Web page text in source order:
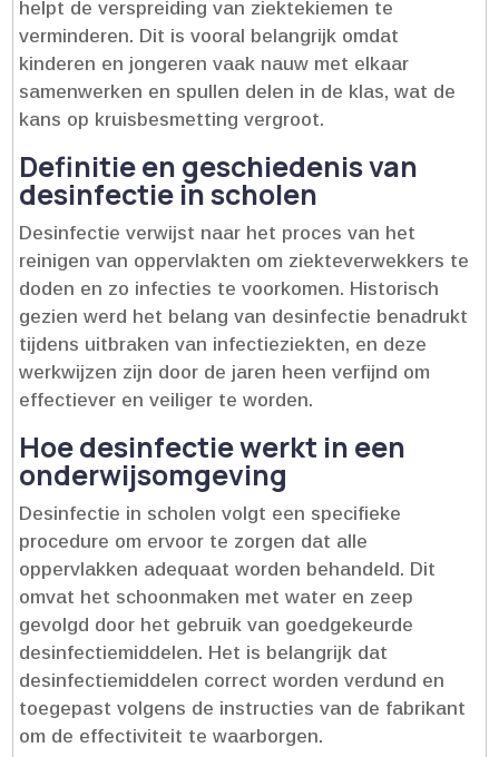
helpt de verspreiding van ziektekiemen te
verminderen.​ Dit is vooral belangrijk omdat
kinderen en jongeren vaak nauw met elkaar
samenwerken en spullen delen in de klas, wat de
kans op kruisbesmetting vergroot.​
Definitie en geschiedenis van
desinfectie in scholen
Desinfectie verwijst naar het proces van het
reinigen van oppervlakten om ziekteverwekkers te
doden en zo infecties te voorkomen.​ Historisch
gezien werd het belang van desinfectie benadrukt
tijdens uitbraken van infectieziekten, en deze
werkwijzen zijn door de jaren heen verfijnd om
effectiever en veiliger te worden.​
Hoe desinfectie werkt in een
onderwijsomgeving
Desinfectie in scholen volgt een specifieke
procedure om ervoor te zorgen dat alle
oppervlakken adequaat worden behandeld.​ Dit
omvat het schoonmaken met water en zeep
gevolgd door het gebruik van goedgekeurde
desinfectiemiddelen.​ Het is belangrijk dat
desinfectiemiddelen correct worden verdund en
toegepast volgens de instructies van de fabrikant
om de effectiviteit te waarborgen.​